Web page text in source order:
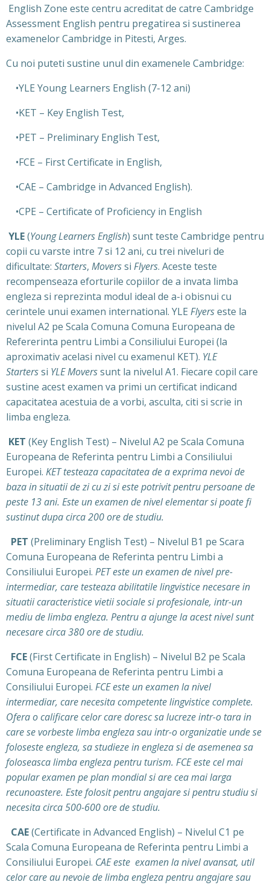
English Zone este centru acreditat de catre Cambridge
Assessment English pentru pregatirea si sustinerea
examenelor Cambridge in Pitesti, Arges.
Cu noi puteti sustine unul din examenele Cambridge:
•YLE Young Learners English (7-12 ani)
•KET – Key English Test,
•PET – Preliminary English Test,
•FCE – First Certificate in English,
•CAE – Cambridge in Advanced English).
•CPE – Certificate of Proficiency in English
YLE(Young Learners English) sunt teste Cambridge pentru
copii cu varste intre 7 si 12 ani, cu trei niveluri de
dificultate: Starters, Moverssi Flyers. Aceste teste
recompenseaza eforturile copiilor de a invata limba
engleza si reprezinta modul ideal de a-i obisnui cu
cerintele unui examen international. YLE Flyerseste la
nivelul A2 pe Scala Comuna Comuna Europeana de
Refererinta pentru Limbi a Consiliului Europei (la
aproximativ acelasi nivel cu examenul KET). YLE
Starterssi YLE Moverssunt la nivelul A1. Fiecare copil care
sustine acest examen va primi un certificat indicand
capacitatea acestuia de a vorbi, asculta, citi si scrie in
limba engleza.
KET (Key English Test) – Nivelul A2 pe Scala Comuna
Europeana de Referinta pentru Limbi a Consiliului
Europei. KET testeaza capacitatea de a exprima nevoi de
baza in situatii de zi cu zi si este potrivit pentru persoane de
peste 13 ani. Este un examen de nivel elementar si poate fi
sustinut dupa circa 200 ore de studiu.
PET (Preliminary English Test) – Nivelul B1 pe Scara
Comuna Europeana de Referinta pentru Limbi a
Consiliului Europei. PET este un examen de nivel pre-
intermediar, care testeaza abilitatile lingvistice necesare in
situatii caracteristice vietii sociale si profesionale, intr-un
mediu de limba engleza. Pentru a ajunge la acest nivel sunt
necesare circa 380 ore de studiu.
FCE(First Certificate in English) – Nivelul B2 pe Scala
Comuna Europeana de Referinta pentru Limbi a
Consiliului Europei. FCE este un examen la nivel
intermediar, care necesita competente lingvistice complete.
Ofera o calificare celor care doresc sa lucreze intr-o tara in
care se vorbeste limba engleza sau intr-o organizatie unde se
foloseste engleza, sa studieze in engleza si de asemenea sa
foloseasca limba engleza pentru turism. FCE este cel mai
popular examen pe plan mondial si are cea mai larga
recunoastere. Este folosit pentru angajare si pentru studiu si
necesita circa 500-600 ore de studiu.
CAE(Certificate in Advanced English) – Nivelul C1 pe
Scala Comuna Europeana de Referinta pentru Limbi a
Consiliului Europei. CAE este examen la nivel avansat, util
celor care au nevoie de limba engleza pentru angajare sau